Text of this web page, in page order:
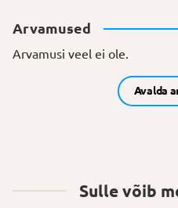
Arvamused
Arvamusi veel ei ole.
Avalda
Sulle võib